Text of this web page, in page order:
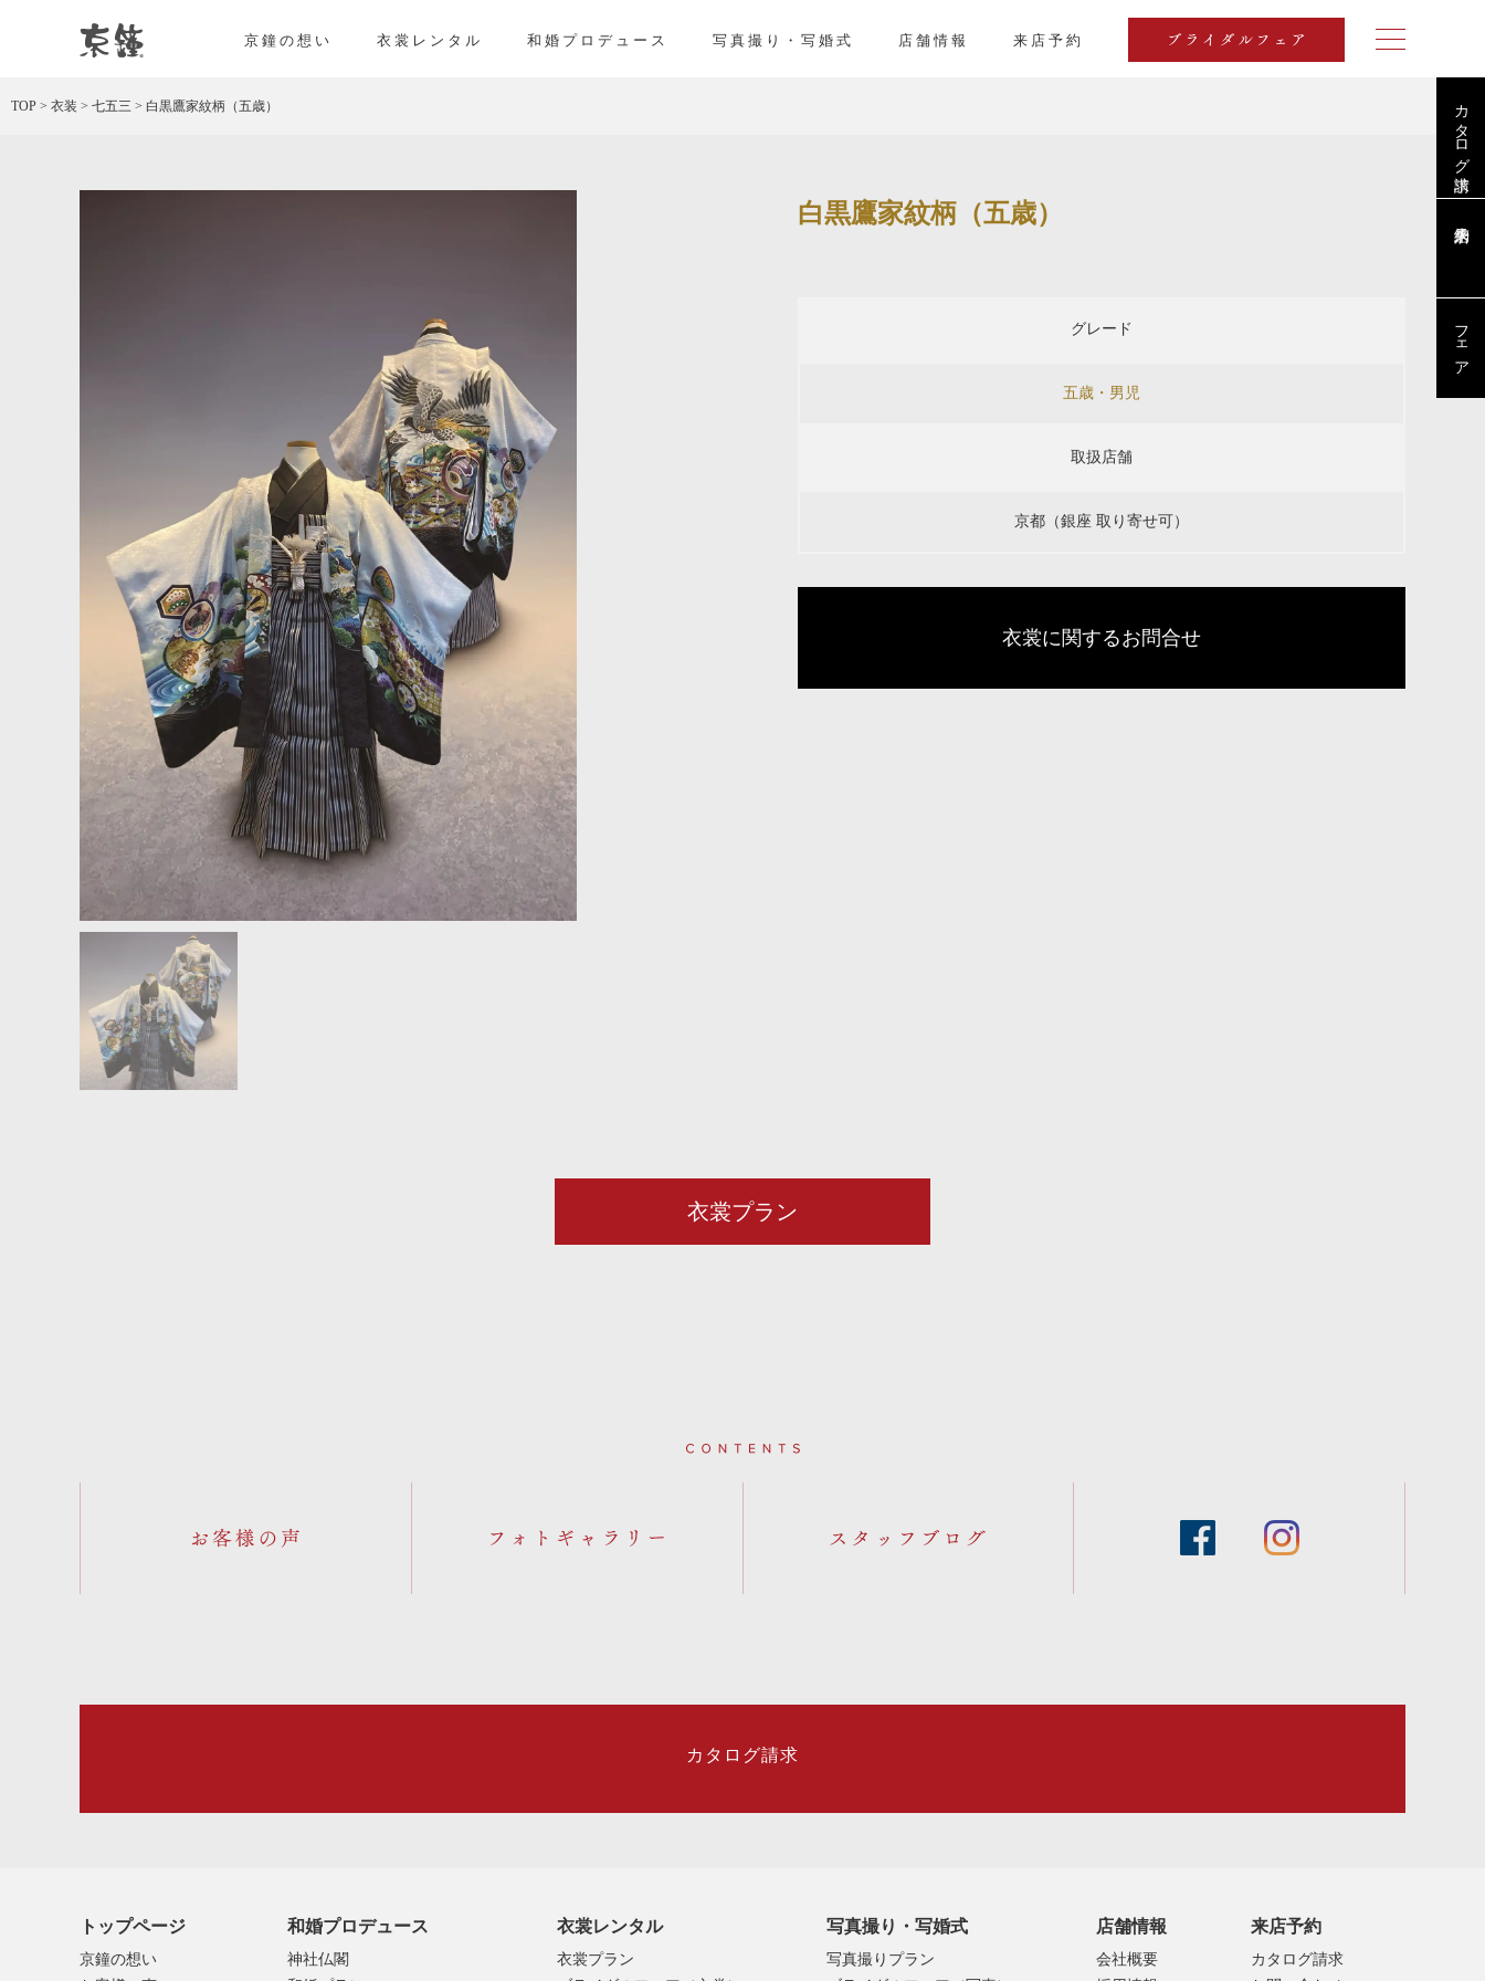
白黒鷹家紋柄（五歳） レンタル
京鐘の想い 衣裳レンタル 和婚プロデュース 写真撮り・写婚式 店舗情報 来店予約 ブライダルフェア
カタログ請求
フェア
TOP > 衣装 > 七五三 > 白黒鷹家紋柄（五歳）
白黒鷹家紋柄（五歳）
グレード
五歳・男児
取扱店舗
京都（銀座 取り寄せ可）
衣裳に関するお問合せ
衣裳プラン
Contents
お客様の声 フォトギャラリー facebook instagram
カタログ請求
トップページ
京鐘の想い
和婚プロデュース
神社仏閣
衣裳レンタル
衣裳プラン
写真撮り・写婚式
写真撮りプラン
店舗情報
会社概要
来店予約
カタログ請求